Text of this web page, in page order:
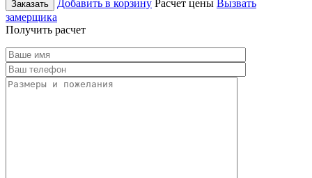
Заказать Добавить в корзину Расчет цены Вызвать
замерщика
Получить расчет